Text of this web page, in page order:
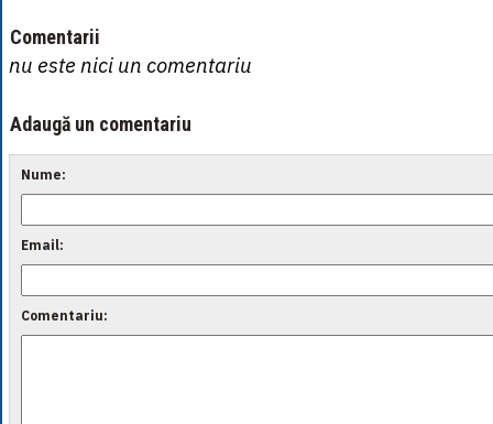
Comentarii
nu este nici un comentariu
Adaugă un comentariu
Nume:
Email:
Comentariu: